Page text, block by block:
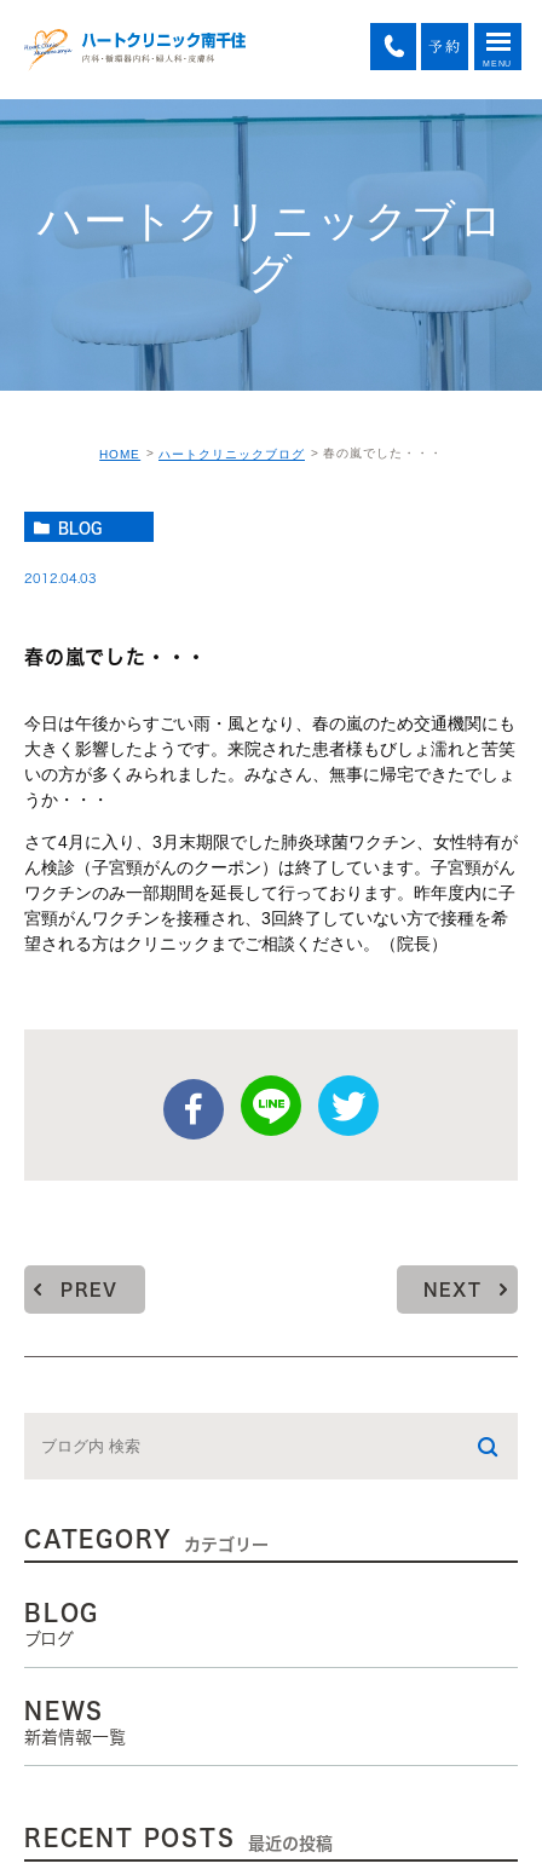
ハートクリニックブロ
グ
HOME ハートクリニックブログ 春の嵐でした・・・
BLOG
2012.04.03
春の嵐でした・・・
今日は午後からすごい雨・風となり、春の嵐のため交通機関にも
大きく影響したようです。来院された患者様もびしょ濡れと苦笑
いの方が多くみられました。みなさん、無事に帰宅できたでしょ
うか・・・
さて4月に入り、3月末期限でした肺炎球菌ワクチン、女性特有が
ん検診（子宮頸がんのクーポン）は終了しています。子宮頸がん
ワクチンのみ一部期間を延長して行っております。昨年度内に子
宮頸がんワクチンを接種され、3回終了していない方で接種を希
望される方はクリニックまでご相談ください。（院長）
PREV NEXT
CATEGORY カテゴリー
BLOG
ブログ
NEWS
新着情報一覧
RECENT POSTS 最近の投稿